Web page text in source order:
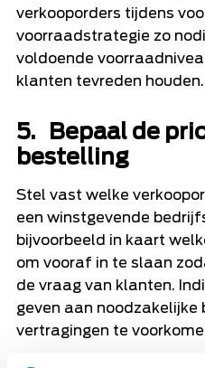
verkooporders tijdens
voorraadstrategie zo
voldoende
klanten tevreden houden.
5. Bepaal de
bestelling
Stel vast welke
een winstgevende
bijvoorbeeld in kaart
om vooraf in te slaan
de vraag van klanten.
geven aan noodzakelijke
vertragingen te